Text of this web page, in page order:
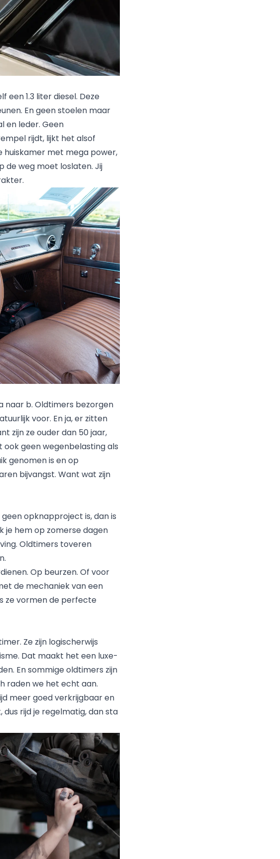
een 1.3 liter diesel. Deze
En geen stoelen maar
en leder. Geen
rijdt, lijkt het alsof
huiskamer met mega power,
de weg moet loslaten. Jij
naar b. Oldtimers bezorgen
voor. En ja, er zitten
zijn ze ouder dan 50 jaar,
geen wegenbelasting als
genomen is en op
bijvangst. Want wat zijn
opknapproject is, dan is
je hem op zomerse dagen
Oldtimers toveren
Op beurzen. Of voor
de mechaniek van een
ze vormen de perfecte
Ze zijn logischerwijs
Dat maakt het een luxe-
En sommige oldtimers zijn
raden we het echt aan.
meer goed verkrijgbaar en
rijd je regelmatig, dan sta